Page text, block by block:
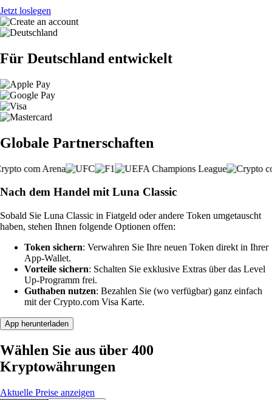
Jetzt loslegen
Für Deutschland entwickelt
Globale Partnerschaften
Nach dem Handel mit Luna Classic
Sobald Sie Luna Classic in Fiatgeld oder andere Token umgetauscht
haben, stehen Ihnen folgende Optionen offen:
Token sichern: Verwahren Sie Ihre neuen Token direkt in Ihrer
App-Wallet.
Vorteile sichern: Schalten Sie exklusive Extras über das Level
Up-Programm frei.
Guthaben nutzen: Bezahlen Sie (wo verfügbar) ganz einfach
mit der Crypto.com Visa Karte.
App herunterladen
Wählen Sie aus über 400
Kryptowährungen
Aktuelle Preise anzeigen